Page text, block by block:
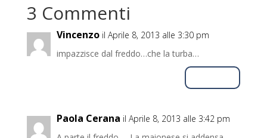
3 Commenti
Vincenzo il Aprile 8, 2013 alle 3:30 pm
impazzisce dal freddo…che la turba…
Paola Cerana il Aprile 8, 2013 alle 3:42 pm